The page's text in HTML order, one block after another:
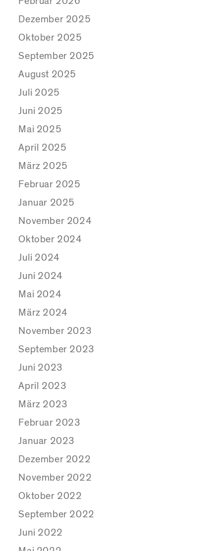
Dezember 2025
Oktober 2025
September 2025
August 2025
Juli 2025
Juni 2025
Mai 2025
April 2025
März 2025
Februar 2025
Januar 2025
November 2024
Oktober 2024
Juli 2024
Juni 2024
Mai 2024
März 2024
November 2023
September 2023
Juni 2023
April 2023
März 2023
Februar 2023
Januar 2023
Dezember 2022
November 2022
Oktober 2022
September 2022
Juni 2022